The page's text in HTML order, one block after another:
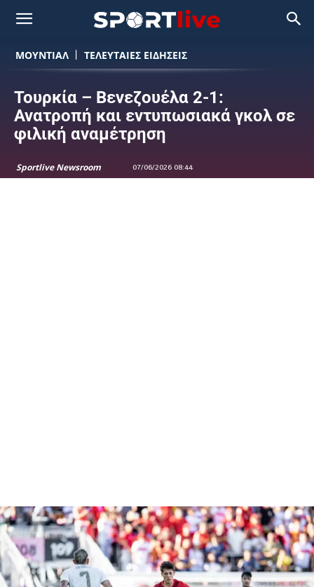
ΜΟΥΝΤΙΆΛ ΤΕΛΕΥΤΑΙΕΣ ΕΙΔΗΣΕΙΣ
Τουρκία – Βενεζουέλα 2-1:
Ανατροπή και εντυπωσιακά γκολ σε
φιλική αναμέτρηση
Sportlive Newsroom 07/06/2026 08:44